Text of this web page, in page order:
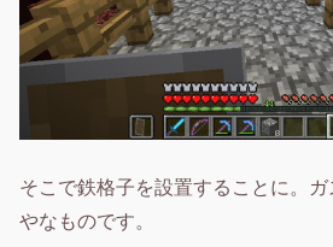
そこで鉄格子を設置することに。
やなものです。